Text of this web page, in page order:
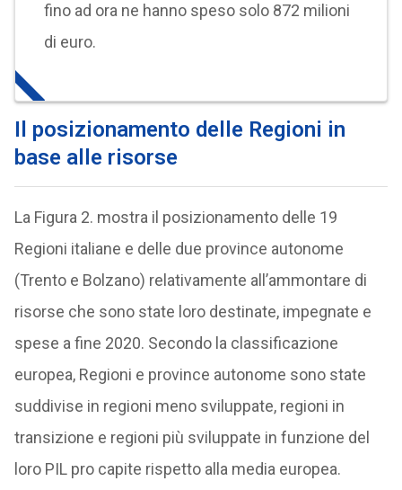
fino ad ora ne hanno speso solo 872 milioni
di euro.
Il posizionamento delle Regioni in
base alle risorse
La Figura 2. mostra il posizionamento delle 19
Regioni italiane e delle due province autonome
(Trento e Bolzano) relativamente all’ammontare di
risorse che sono state loro destinate, impegnate e
spese a fine 2020. Secondo la classificazione
europea, Regioni e province autonome sono state
suddivise in regioni meno sviluppate, regioni in
transizione e regioni più sviluppate in funzione del
loro PIL pro capite rispetto alla media europea.